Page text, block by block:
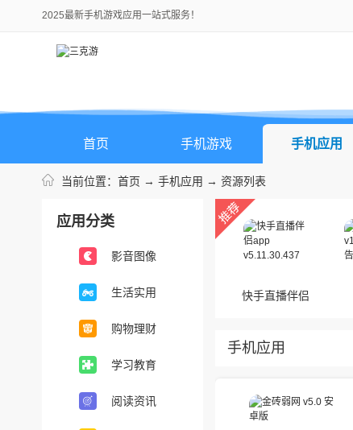
2025最新手机游戏应用一站式服务！
首页 手机游戏 手机应用
当前位置： 首页 → 手机应用 → 资源列表
应用分类
影音图像
生活实用
购物理财
学习教育
阅读资讯
快手直播伴侣
手机应用